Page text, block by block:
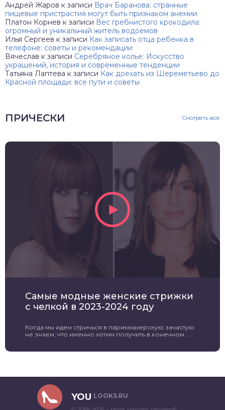
Андрей Жаров к записи Врач Баранова: странные
пищевые пристрастия могут быть признаком анемии
Платон Корнев к записи Вес гребнистого крокодила:
огромный и уникальный житель водоемов
Илья Сергеев к записи Как записать отца ребенка в
телефоне: советы и рекомендации
Вячеслав к записи Серебряное колье: Искусство
украшений, история и современные тенденции
Татьяна Лаптева к записи Как доехать из Шереметьево до
Красной площади: все пути и советы
ПРИЧЕСКИ Смотреть все
Самые модные женские стрижки
с челкой в 2023-2024 году
Когда мы идем стричься в парикмахерскую зачастую
не знаем, что именно хотим получить в конечном ...
YOU LOOKS.RU